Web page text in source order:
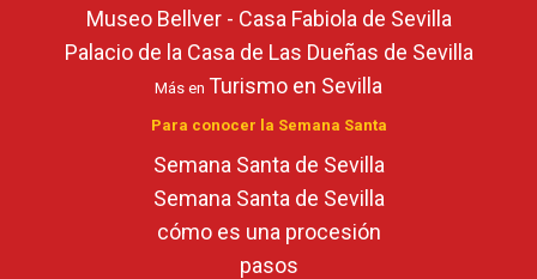
Museo Bellver - Casa Fabiola de Sevilla
Palacio de la Casa de Las Dueñas de Sevilla
Más en Turismo en Sevilla
Para conocer la Semana Santa
Semana Santa de Sevilla
Semana Santa de Sevilla
cómo es una procesión
pasos